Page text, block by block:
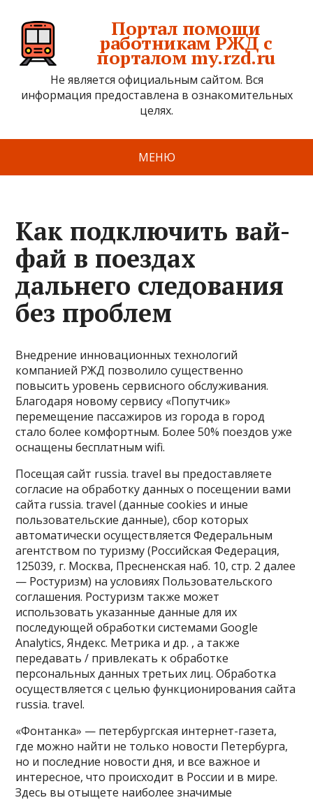
Портал помощи
работникам РЖД с
порталом my.rzd.ru
Не является официальным сайтом. Вся
информация предоставлена в ознакомительных
целях.
МЕНЮ
Как подключить вай-
фай в поездах
дальнего следования
без проблем
Внедрение инновационных технологий
компанией РЖД позволило существенно
повысить уровень сервисного обслуживания.
Благодаря новому сервису «Попутчик»
перемещение пассажиров из города в город
стало более комфортным. Более 50% поездов уже
оснащены бесплатным wifi.
Посещая сайт russia. travel вы предоставляете
согласие на обработку данных о посещении вами
сайта russia. travel (данные cookies и иные
пользовательские данные), сбор которых
автоматически осуществляется Федеральным
агентством по туризму (Российская Федерация,
125039, г. Москва, Пресненская наб. 10, стр. 2 далее
— Ростуризм) на условиях Пользовательского
соглашения. Ростуризм также может
использовать указанные данные для их
последующей обработки системами Google
Analytics, Яндекс. Метрика и др. , а также
передавать / привлекать к обработке
персональных данных третьих лиц. Обработка
осуществляется с целью функционирования сайта
russia. travel.
«Фонтанка» — петербургская интернет-газета,
где можно найти не только новости Петербурга,
но и последние новости дня, и все важное и
интересное, что происходит в России и в мире.
Здесь вы отыщете наиболее значимые